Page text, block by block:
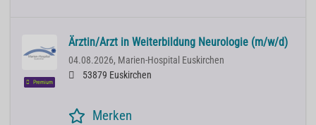
Premium
Ärztin/Arzt in Weiterbildung Neurologie (m/w/d)
04.08.2026, Marien-Hospital Euskirchen
53879 Euskirchen
Merken